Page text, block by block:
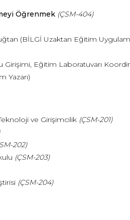
Öğrenmek (ÇSM-404)
(BİLGİ Uzaktan Eğitim
Girişimi, Eğitim Laboratuvarı
Yazarı)
ve Girişimcilik (ÇSM-201)
202)
(ÇSM-203)
(ÇSM-204)